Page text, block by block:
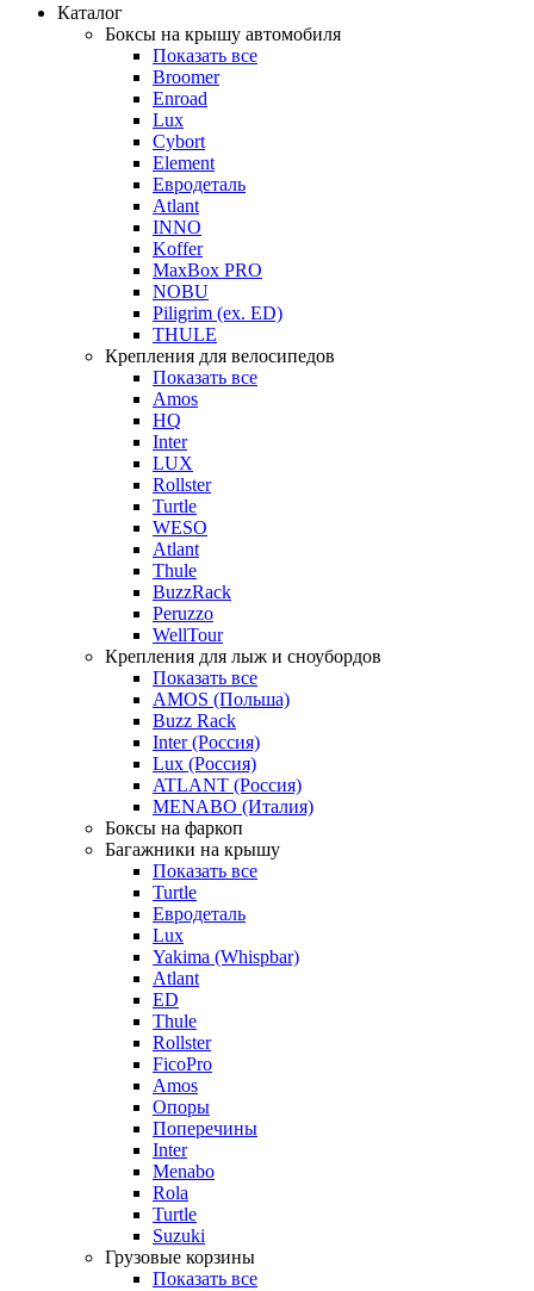
Каталог
Боксы на крышу автомобиля
Показать все
Broomer
Enroad
Lux
Cybort
Element
Евродеталь
Atlant
INNO
Koffer
MaxBox PRO
NOBU
Piligrim (ex. ED)
THULE
Крепления для велосипедов
Показать все
Amos
HQ
Inter
LUX
Rollster
Turtle
WESO
Atlant
Thule
BuzzRack
Peruzzo
WellTour
Крепления для лыж и сноубордов
Показать все
AMOS (Польша)
Buzz Rack
Inter (Россия)
Lux (Россия)
ATLANT (Россия)
MENABO (Италия)
Боксы на фаркоп
Багажники на крышу
Показать все
Turtle
Евродеталь
Lux
Yakima (Whispbar)
Atlant
ED
Thule
Rollster
FicoPro
Amos
Опоры
Поперечины
Inter
Menabo
Rola
Turtle
Suzuki
Грузовые корзины
Показать все